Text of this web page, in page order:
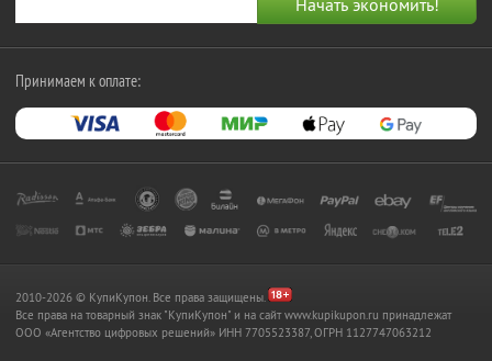
Принимаем к оплате:
2010-2026 © КупиКупон. Все права защищены.
Все права на товарный знак "КупиКупон" и на сайт www.kupikupon.ru принадлежат
OOO «Агентство цифровых решений» ИНН 7705523387, ОГРН 1127747063212